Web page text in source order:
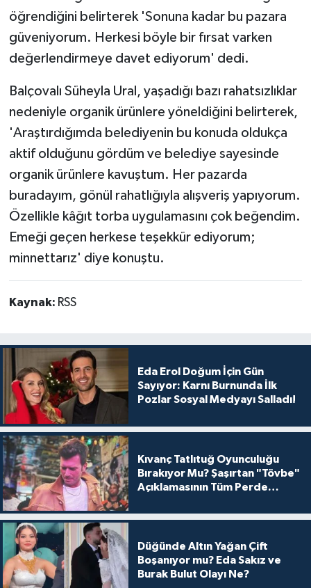
öğrendiğini belirterek 'Sonuna kadar bu pazara
güveniyorum. Herkesi böyle bir fırsat varken
değerlendirmeye davet ediyorum' dedi.
Balçovalı Süheyla Ural, yaşadığı bazı rahatsızlıklar
nedeniyle organik ürünlere yöneldiğini belirterek,
'Araştırdığımda belediyenin bu konuda oldukça
aktif olduğunu gördüm ve belediye sayesinde
organik ürünlere kavuştum. Her pazarda
buradayım, gönül rahatlığıyla alışveriş yapıyorum.
Özellikle kâğıt torba uygulamasını çok beğendim.
Emeği geçen herkese teşekkür ediyorum;
minnettarız' diye konuştu.
Kaynak: RSS
Eda Erol Doğum İçin Gün
Sayıyor: Karnı Burnunda İlk
Pozlar Sosyal Medyayı Salladı!
Kıvanç Tatlıtuğ Oyunculuğu
Bırakıyor Mu? Şaşırtan "Tövbe"
Açıklamasının Tüm Perde
Düğünde Altın Yağan Çift
Boşanıyor mu? Eda Sakız ve
Burak Bulut Olayı Ne?